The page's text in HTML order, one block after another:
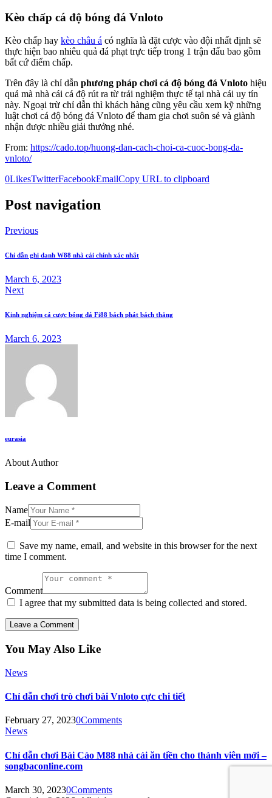
Kèo chấp cá độ bóng đá Vnloto
Kèo chấp hay kèo châu á có nghĩa là đặt cược vào đội nhất định sẽ
thực hiện bao nhiêu quả đá phạt trực tiếp trong 1 trận đấu bao gồm
bất cứ điểm chấp.
Trên đây là chỉ dẫn phương pháp chơi cá độ bóng đá Vnloto hiệu
quả mà nhà cái cá độ rút ra từ trải nghiệm thực tế tại nhà cái uy tín
này. Ngoại trừ chỉ dẫn thì khách hàng cũng yêu cầu xem kỹ những
luật chơi cá độ bóng đá Vnloto để tham gia chơi suôn sẻ và giành
nhận được nhiều giải thưởng nhé.
From: https://cado.top/huong-dan-cach-choi-ca-cuoc-bong-da-
vnloto/
0LikesTwitterFacebookEmailCopy URL to clipboard
Post navigation
Previous
Chỉ dẫn ghi danh W88 nhà cái chính xác nhất
March 6, 2023
Next
Kinh nghiệm cá cược bóng đá Fi88 bách phát bách thắng
March 6, 2023
eurasia
About Author
Leave a Comment
Name
E-mail
Save my name, email, and website in this browser for the next
time I comment.
Comment
I agree that my submitted data is being collected and stored.
You May Also Like
News
Chỉ dẫn chơi trò chơi bài Vnloto cực chi tiết
February 27, 20230Comments
News
Chỉ dẫn chơi Bài Cào M88 nhà cái ăn tiền cho thành viên mới –
songbaconline.com
March 30, 20230Comments